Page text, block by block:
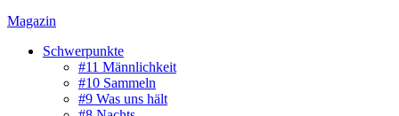
Magazin
Schwerpunkte
#11 Männlichkeit
#10 Sammeln
#9 Was uns hält